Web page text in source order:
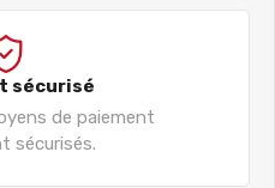
sécurisé
de paiement
sécurisés.